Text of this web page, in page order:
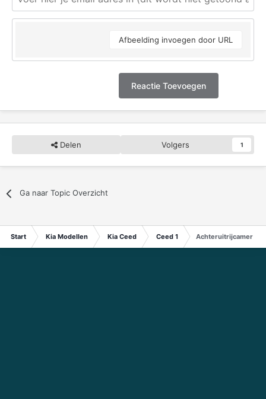
Afbeelding invoegen door URL
Reactie Toevoegen
Delen Volgers 1
Ga naar Topic Overzicht
Start Kia Modellen Kia Ceed Ceed 1 Achteruitrijcamera